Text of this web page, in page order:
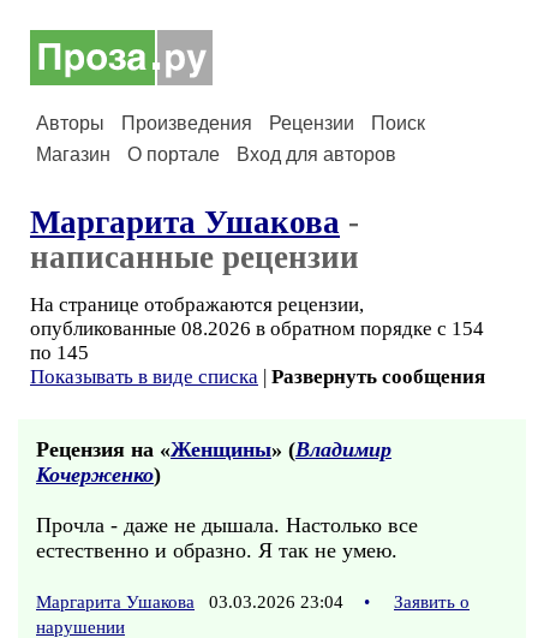
Авторы Произведения Рецензии
Поиск
Магазин
О портале Вход для авторов
Маргарита Ушакова -
написанные рецензии
На странице отображаются рецензии,
опубликованные 08.2026 в обратном порядке с 154
по 145
Показывать в виде списка | Развернуть сообщения
Рецензия на «Женщины» (Владимир
Кочерженко)
Прочла - даже не дышала. Настолько все
естественно и образно. Я так не умею.
Маргарита Ушакова 03.03.2026 23:04 •
Заявить о
нарушении